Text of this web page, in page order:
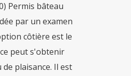
Permis bâteau
par un examen
côtière est le
peut s'obtenir
plaisance. Il est